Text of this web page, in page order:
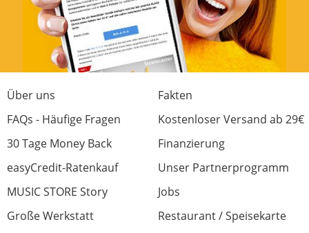
Klang
Verarbeitung
Preis/Leistung
Features
Handling
0 von 0 fanden diese Rezension hilfreich
Über uns
Fakten
FAQs - Häufige Fragen
Kostenloser Versand ab 29€
30 Tage Money Back
Finanzierung
easyCredit-Ratenkauf
Unser Partnerprogramm
MUSIC STORE Story
Jobs
Große Werkstatt
Restaurant / Speisekarte